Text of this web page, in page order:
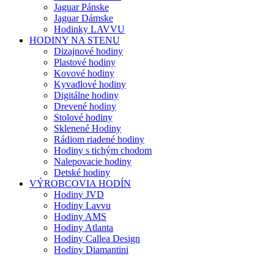
Jaguar Pánske
Jaguar Dámske
Hodinky LAVVU
HODINY NA STENU
Dizajnové hodiny
Plastové hodiny
Kovové hodiny
Kyvadlové hodiny
Digitálne hodiny
Drevené hodiny
Stolové hodiny
Sklenené Hodiny
Rádiom riadené hodiny
Hodiny s tichým chodom
Nalepovacie hodiny
Detské hodiny
VÝROBCOVIA HODÍN
Hodiny JVD
Hodiny Lavvu
Hodiny AMS
Hodiny Atlanta
Hodiny Callea Design
Hodiny Diamantini